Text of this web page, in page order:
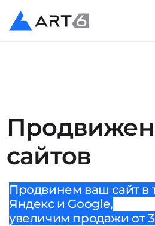
сайтов
Продвинем ваш сайт в
Яндекс и Google,
увеличим продажи от 3